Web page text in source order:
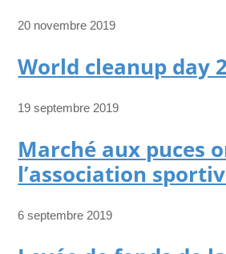
20 novembre 2019
World cleanup day
19 septembre 2019
Marché aux puces
l’association
6 septembre 2019